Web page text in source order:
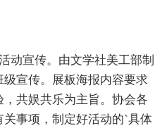
宣传。由文学社美工部制
宣传。展板海报内容要求
共娱共乐为主旨。协会各
事项，制定好活动的`具体